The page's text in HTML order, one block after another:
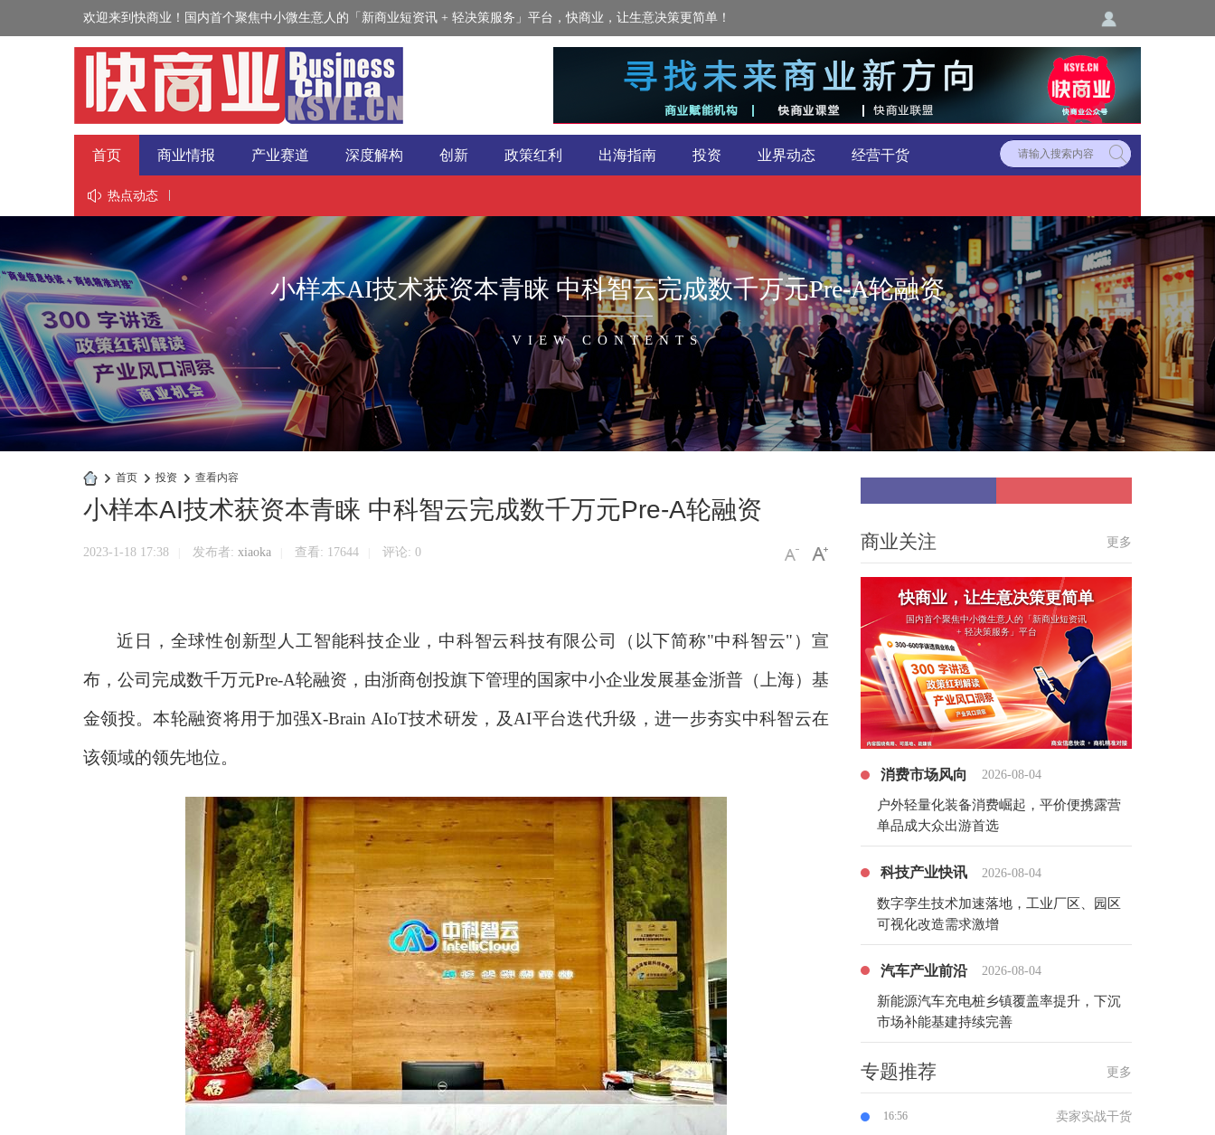
欢迎来到快商业！国内首个聚焦中小微生意人的「新商业短资讯 + 轻决策服务」平台，快商业，让生意决策更简单！
首页 商业情报 产业赛道 深度解构 创新 政策红利 出海指南 投资 业界动态 经营干货
视野热点动态
小样本AI技术获资本青睐 中科智云完成数千万元Pre-A轮融资
VIEW CONTENTS
快
业
› 首页 › 投资 › 查看内容
小样本AI技术获资本青睐 中科智云完成数千万元Pre-A轮融资
2023-1-18 17:38 发布者: xiaoka 查看: 17644 评论: 0
近日，全球性创新型人工智能科技企业，中科智云科技有限公司（以下简称"中科智云"）宣
布，公司完成数千万元Pre-A轮融资，由浙商创投旗下管理的国家中小企业发展基金浙普（上海）基
金领投。本轮融资将用于加强X-Brain AIoT技术研发，及AI平台迭代升级，进一步夯实中科智云在
该领域的领先地位。
商业关注 更多
快商业，让生意决策更简单
国内首个聚焦中小微生意人的「新商业短资讯
+ 轻决策服务」平台
消费市场风向 2026-08-04
户外轻量化装备消费崛起，平价便携露营
单品成大众出游首选
科技产业快讯 2026-08-04
数字孪生技术加速落地，工业厂区、园区
可视化改造需求激增
汽车产业前沿 2026-08-04
新能源汽车充电桩乡镇覆盖率提升，下沉
市场补能基建持续完善
专题推荐 更多
16:56 卖家实战干货